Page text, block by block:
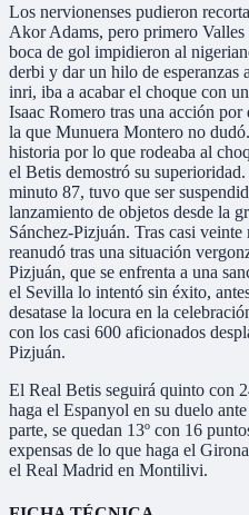
Los nervionenses pudieron
Akor Adams, pero primero Valles
boca de gol impidieron al
derbi y dar un hilo de esperanzas
inri, iba a acabar el choque con
Isaac Romero tras una acción
la que Munuera Montero no
historia por lo que rodeaba al
el Betis demostró su
minuto 87, tuvo que ser
lanzamiento de objetos desde la
Sánchez-Pizjuán. Tras casi
reanudó tras una situación
Pizjuán, que se enfrenta a una
el Sevilla lo intentó sin éxito,
desatase la locura en la
con los casi 600 aficionados
Pizjuán.
El Real Betis seguirá quinto con
haga el Espanyol en su duelo
parte, se quedan 13º con 16
expensas de lo que haga el
el Real Madrid en Montilivi.